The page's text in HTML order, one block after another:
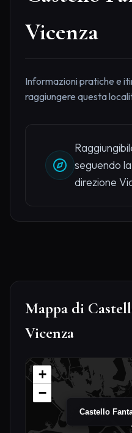
Vicenza
Informazioni pratiche e
raggiungere questa
seguendo
direzione
Mappa di
Vicenza
Castello
+
−